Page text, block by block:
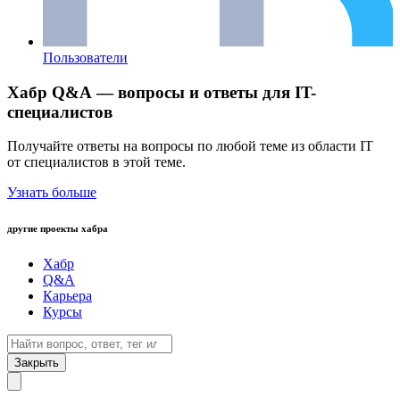
Пользователи
Хабр Q&A — вопросы и ответы для IT-
специалистов
Получайте ответы на вопросы по любой теме из области IT
от специалистов в этой теме.
Узнать больше
другие проекты хабра
Хабр
Q&A
Карьера
Курсы
Закрыть